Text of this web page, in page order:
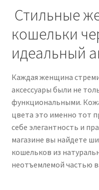
Стильные
кошельки
идеальный
Каждая женщина
аксессуары были не
функциональными.
цвета это именно тот
себе элегантность и
магазине вы найдете
кошельков из
неотъемлемой частью